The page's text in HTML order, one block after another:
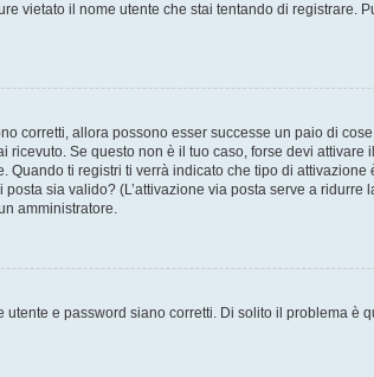
vietato il nome utente che stai tentando di registrare.
corretti, allora possono esser successe un paio di
Se questo non è il tuo caso, forse devi
ti registri ti verrà indicato che tipo di
sia valido? (L’attivazione via posta serve a
amministratore.
e password siano corretti. Di solito il problema è